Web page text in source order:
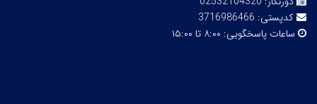
کدپستی: 3716986466
ساعات پاسخگویی: ۸:۰۰ تا ۱۵:۰۰